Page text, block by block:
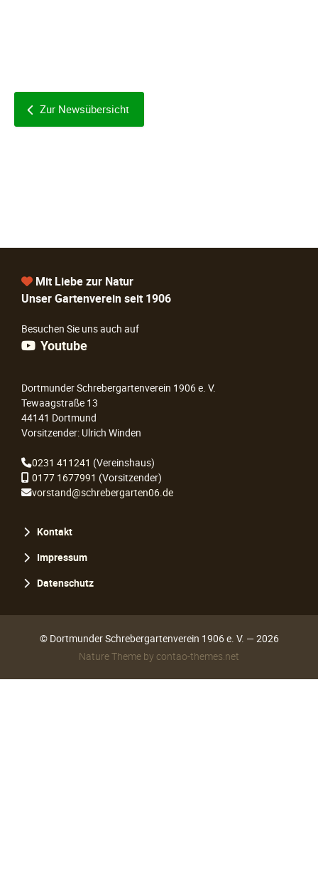
Zur Newsübersicht
Mit Liebe zur Natur
Unser Gartenverein seit 1906
Besuchen Sie uns auch auf
Youtube
Dortmunder Schrebergartenverein 1906 e. V.
Tewaagstraße 13
44141 Dortmund
Vorsitzender: Ulrich Winden
0231 411241 (Vereinshaus)
0177 1677991 (Vorsitzender)
vorstand@schrebergarten06.de
überspringen
Kontakt
Impressum
Datenschutz
© Dortmunder Schrebergartenverein 1906 e. V. — 2026
Nature Theme by contao-themes.net